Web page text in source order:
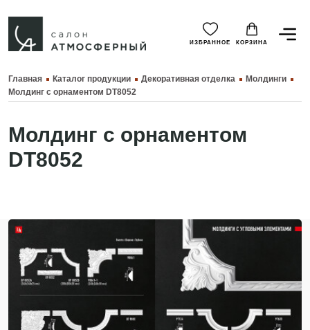
ИЗБРАННОЕ КОРЗИНА
Главная Каталог продукции Декоративная отделка
Молдинги
Молдинг с орнаментом DT8052
Молдинг с орнаментом
DT8052